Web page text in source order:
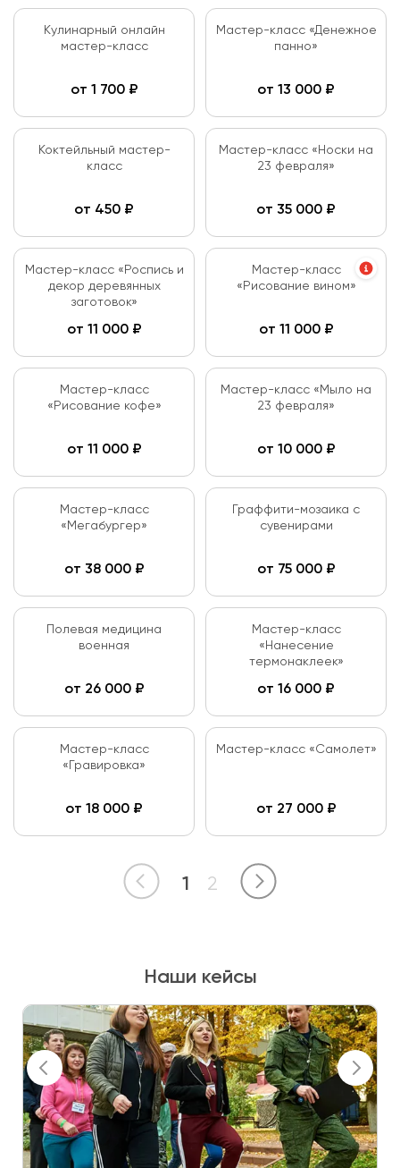
Кулинарный онлайн
мастер-класс
от 1 700₽
Мастер-класс «Денежное
панно»
от 13 000 ₽
Коктейльный мастер-
класс
от 450 ₽
Мастер-класс «Носки на
23 февраля»
от 35 000 ₽
Мастер-класс «Роспись и
декор деревянных
заготовок»
от 11 000₽
Мастер-класс
«Рисование вином»
от 11 000₽
Мастер-класс
«Рисование кофе»
от 11 000₽
Мастер-класс «Мыло на
23 февраля»
от 10 000₽
Мастер-класс
«Мегабургер»
от 38 000₽
Граффити-мозаика с
сувенирами
от 75 000₽
Полевая медицина
военная
от 26 000₽
Мастер-класс
«Нанесение
термонаклеек»
от 16 000 ₽
Мастер-класс
«Гравировка»
от 18 000 ₽
Мастер-класс «Самолет»
от 27 000₽
1 2
Наши кейсы